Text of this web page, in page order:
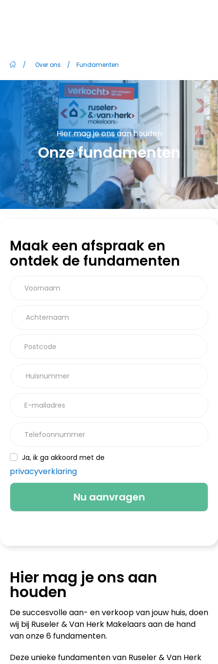
/ Over ons / Fundamenten
Hier mag je ons aan houden
Onze fundamenten
Maak een afspraak en
ontdek de fundamenten
Voornaam
Achternaam
Postcode
Huisnummer
E-mailadres
Telefoonnummer
Ja, ik ga akkoord met de
privacyverklaring
Hier mag je ons aan
houden
De succesvolle aan- en verkoop van jouw huis, doen
wij bij Ruseler & Van Herk Makelaars aan de hand
van onze 6 fundamenten.
Deze unieke fundamenten van Ruseler & Van Herk